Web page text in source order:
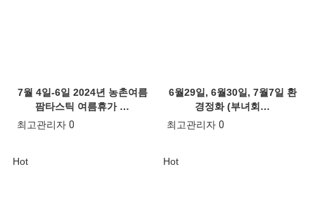
7월 4일-6일 2024년 농촌여름
팜타스틱 여름휴가 …
최고관리자 0
6월29일, 6월30일, 7월7일 환
경정화 (부녀회…
최고관리자 0
Hot Hot